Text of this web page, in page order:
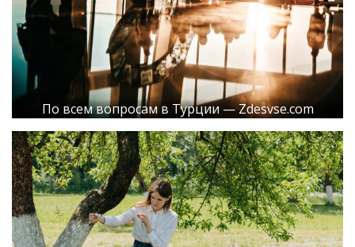
По всем вопросам в Турции — Zdesvse.com